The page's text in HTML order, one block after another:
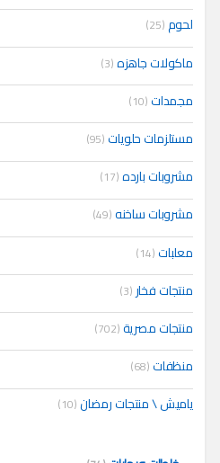
لحوم(25)
ماكولات جاهزه(3)
مجمدات(10)
مستلزمات حلويات(95)
مشروبات بارده(17)
مشروبات ساخنه(49)
معلبات(14)
منتجات فخار (3)
منتجات مصرية(702)
منظفات(68)
ياميش \ منتجات رمضان(10)